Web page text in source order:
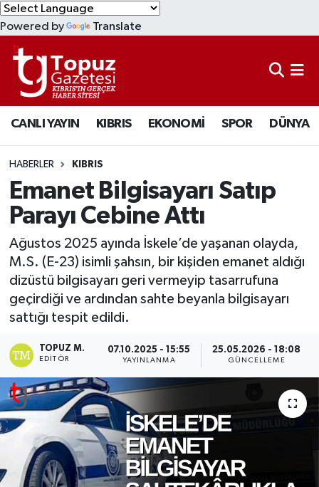
Powered by Translate
CANLI YAYIN KIBRIS EKONOMİ SPOR DÜNYA
HABERLER KIBRIS
Emanet Bilgisayarı Satıp
Parayı Cebine Attı
Ağustos 2025 ayında İskele’de yaşanan olayda,
M.S. (E-23) isimli şahsın, bir kişiden emanet aldığı
dizüstü bilgisayarı geri vermeyip tasarrufuna
geçirdiği ve ardından sahte beyanla bilgisayarı
sattığı tespit edildi.
TOPUZ M.
EDITÖR
07.10.2025 - 15:55
YAYINLANMA
25.05.2026 - 18:08
GÜNCELLEME
KIBRIS
DÜNYA
EKONOMİ
MAGAZİN
SAĞLIK
SPOR
TEKNOLOJİ
TÜRKİYE
Lefkoşa Nöbetçi Eczaneler
Lefkoşa Hava Durumu
Lefkoşa Trafik Yoğunluk Haritası
Süper Lig Puan Durumu ve Fikstür
Tüm Manşetler
Son Dakika Haberleri
Haber Arşivi